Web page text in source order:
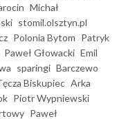
Michał
stomil.olsztyn.pl
Polonia Bytom Patryk
Paweł Głowacki Emil
sparingi Barczewo
Biskupiec Arka
Piotr Wypniewski
Paweł